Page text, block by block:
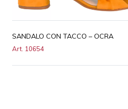
SANDALO CON TACCO – OCRA
Art. 10654